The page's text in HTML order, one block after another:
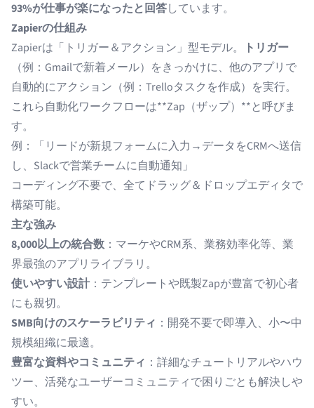
93%が仕事が楽になったと回答しています。
Zapierの仕組み
Zapierは「トリガー＆アクション」型モデル。
トリガー
（例：Gmailで新着メール）をきっかけに、他のアプリで
自動的にアクション（例：Trelloタスクを作成）を実行。
これら自動化ワークフローは**Zap（ザップ）**と呼びま
す。
例：「リードが新規フォームに入力→データをCRMへ送信
し、Slackで営業チームに自動通知」
コーディング不要で、全てドラッグ＆ドロップエディタで
構築可能。
主な強み
8,000以上の統合数：マーケやCRM系、業務効率化等、業
界最強のアプリライブラリ。
使いやすい設計：テンプレートや既製Zapが豊富で初心者
にも親切。
SMB向けのスケーラビリティ ：開発不要で即導入、小〜中
規模組織に最適。
豊富な資料やコミュニティ ：詳細なチュートリアルやハウ
ツー、活発なユーザーコミュニティで困りごとも解決しや
すい。